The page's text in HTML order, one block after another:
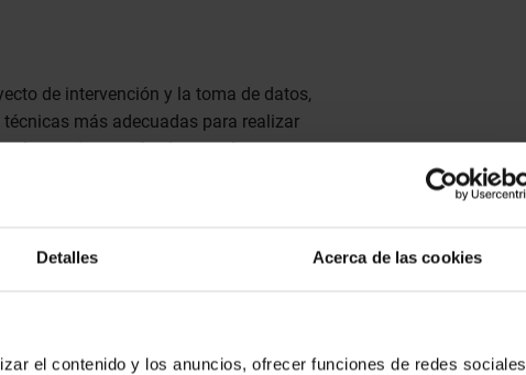
Detalles Acerca de las cookies
el contenido y los anuncios, ofrecer funciones de redes sociales
de intervención y la toma de datos,
más adecuadas para realizar
herramienta más elemental, para
de otro tipo de inspección
en una rehabilitación de